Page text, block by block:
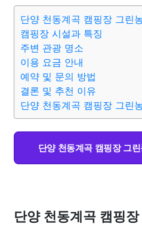
요리 상품리뷰 원예 금융
대출 자동차 취미
종교 사회 정치
부동산 외국어 교육 교통
단양 천동계곡 캠핑장 그린
캠핑장 시설과 특징
주변 관광 명소
이용 요금 안내
예약 및 문의 방법
결론 및 추천 이유
단양 천동계곡 캠핑장 그린
단양 천동계곡 캠핑장 그
단양 천동계곡 캠핑